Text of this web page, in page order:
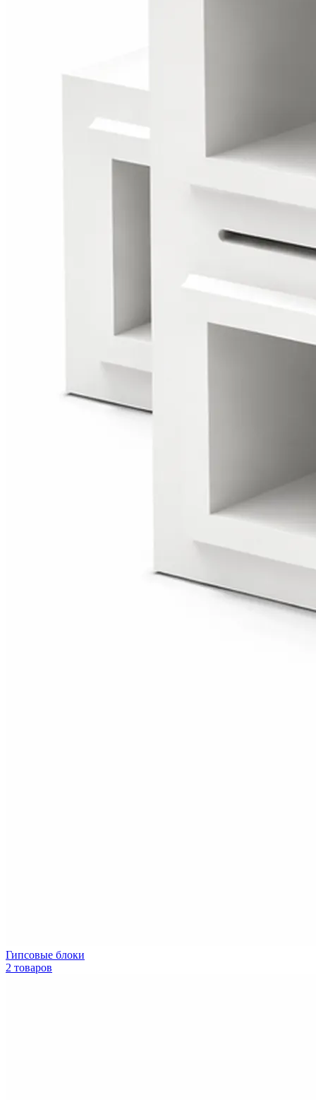
Гипсовые блоки
2 товаров